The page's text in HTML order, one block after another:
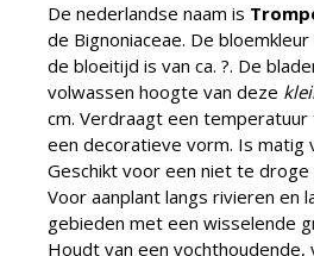
De nederlandse naam is
de Bignoniaceae. De
de bloeitijd is van ca. ?. De
volwassen hoogte van deze
cm. Verdraagt een
een decoratieve vorm. Is matig
Geschikt voor een niet te droge
Voor aanplant langs rivieren en
gebieden met een wisselende
Houdt van een